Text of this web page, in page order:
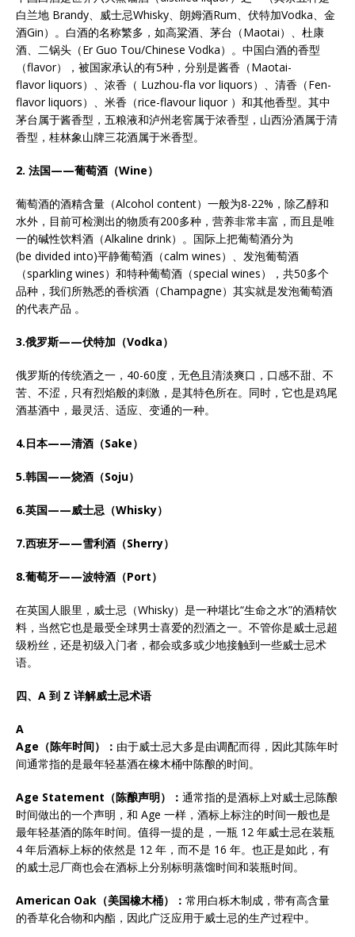
白兰地 Brandy、威士忌Whisky、朗姆酒Rum、伏特加Vodka、金
酒Gin）。白酒的名称繁多，如高粱酒、茅台（Maotai）、杜康
酒、二锅头（Er Guo Tou/Chinese Vodka）。中国白酒的香型
（flavor），被国家承认的有5种，分别是酱香（Maotai-
flavor liquors）、浓香（ Luzhou-fla vor liquors）、清香（Fen-
flavor liquors）、米香（rice-flavour liquor ）和其他香型。其中
茅台属于酱香型，五粮液和泸州老窖属于浓香型，山西汾酒属于清
香型，桂林象山牌三花酒属于米香型。
2. 法国——葡萄酒（Wine）
葡萄酒的酒精含量（Alcohol content）一般为8-22%，除乙醇和
水外，目前可检测出的物质有200多种，营养非常丰富，而且是唯
一的碱性饮料酒（Alkaline drink）。国际上把葡萄酒分为
(be divided into)平静葡萄酒（calm wines）、发泡葡萄酒
（sparkling wines）和特种葡萄酒（special wines），共50多个
品种，我们所熟悉的香槟酒（Champagne）其实就是发泡葡萄酒
的代表产品 。
3.俄罗斯——伏特加（Vodka）
俄罗斯的传统酒之一，40-60度，无色且清淡爽口，口感不甜、不
苦、不涩，只有烈焰般的刺激，是其特色所在。同时，它也是鸡尾
酒基酒中，最灵活、适应、变通的一种。
4.日本——清酒（Sake）
5.韩国——烧酒（Soju）
6.英国——威士忌（Whisky）
7.西班牙——雪利酒（Sherry）
8.葡萄牙——波特酒（Port）
在英国人眼里，威士忌（Whisky）是一种堪比“生命之水”的酒精饮
料，当然它也是最受全球男士喜爱的烈酒之一。不管你是威士忌超
级粉丝，还是初级入门者，都会或多或少地接触到一些威士忌术
语。
四、A 到 Z 详解威士忌术语
A
Age （陈年时间）： 由于威士忌大多是由调配而得，因此其陈年时
间通常指的是最年轻基酒在橡木桶中陈酿的时间。
Age Statement （陈酿声明）： 通常指的是酒标上对威士忌陈酿
时间做出的一个声明，和 Age 一样，酒标上标注的时间一般也是
最年轻基酒的陈年时间。值得一提的是，一瓶 12 年威士忌在装瓶
4 年后酒标上标的依然是 12 年，而不是 16 年。也正是如此，有
的威士忌厂商也会在酒标上分别标明蒸馏时间和装瓶时间。
American Oak （美国橡木桶）： 常用白栎木制成，带有高含量
的香草化合物和内酯，因此广泛应用于威士忌的生产过程中。